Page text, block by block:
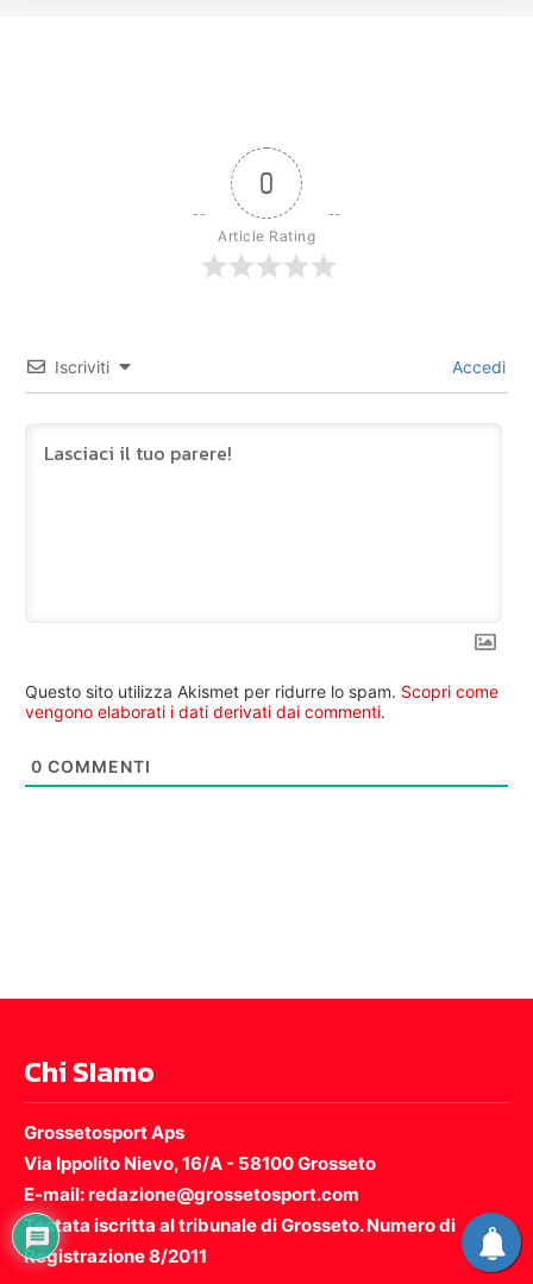
0
Article Rating
Iscriviti Accedi
Questo sito utilizza Akismet per ridurre lo spam. Scopri come
vengono elaborati i dati derivati dai commenti.
0 COMMENTI
Chi SIamo
Grossetosport Aps
Via Ippolito Nievo, 16/A - 58100 Grosseto
E-mail: redazione@grossetosport.com
Testata iscritta al tribunale di Grosseto. Numero di
Registrazione 8/2011